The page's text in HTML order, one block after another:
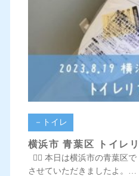
－トイレ
横浜市 青葉区 トイレ
💁‍♀️ 本日は横浜市の青葉区
させていただきましたよ。…